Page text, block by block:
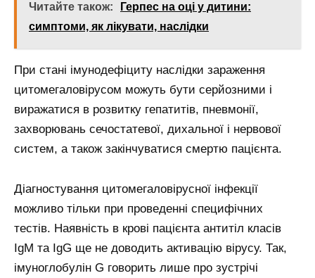
Читайте також:
Герпес на оці у дитини:
симптоми, як лікувати, наслідки
При стані імунодефіциту наслідки зараження
цитомегаловірусом можуть бути серйозними і
виражатися в розвитку гепатитів, пневмонії,
захворювань сечостатевої, дихальної і нервової
систем, а також закінчуватися смертю пацієнта.
Діагностування цитомегаловірусної інфекції
можливо тільки при проведенні специфічних
тестів. Наявність в крові пацієнта антитіл класів
IgM та IgG ще не доводить активацію вірусу. Так,
імуноглобулін G говорить лише про зустрічі